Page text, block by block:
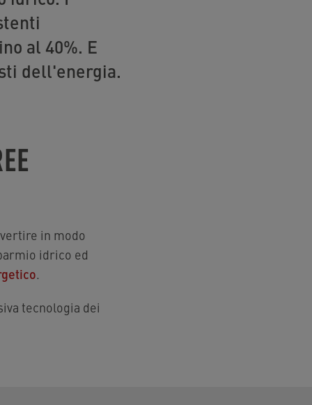
al 40%. E
dell'energia.
in modo
idrico ed
.
tecnologia dei